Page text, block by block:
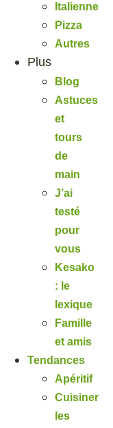
Italienne
Pizza
Autres
Plus
Blog
Astuces
et
tours
de
main
J’ai
testé
pour
vous
Kesako
: le
lexique
Famille
et amis
Tendances
Apéritif
Cuisiner
les